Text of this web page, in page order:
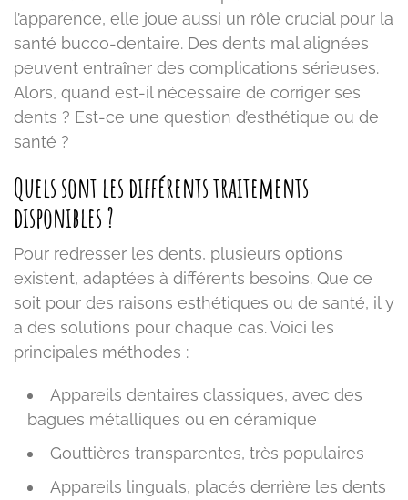
l’apparence, elle joue aussi un rôle crucial pour la
santé bucco-dentaire. Des dents mal alignées
peuvent entraîner des complications sérieuses.
Alors, quand est-il nécessaire de corriger ses
dents ? Est-ce une question d’esthétique ou de
santé ?
Quels sont les différents traitements
disponibles ?
Pour redresser les dents, plusieurs options
existent, adaptées à différents besoins. Que ce
soit pour des raisons esthétiques ou de santé, il y
a des solutions pour chaque cas. Voici les
principales méthodes :
Appareils dentaires classiques, avec des
bagues métalliques ou en céramique
Gouttières transparentes, très populaires
Appareils linguals, placés derrière les dents